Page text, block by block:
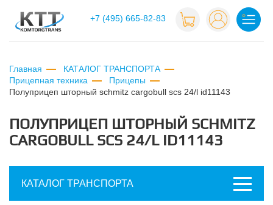
+7 (495) 665-82-83
Главная
КАТАЛОГ ТРАНСПОРТА
Прицепная техника
Прицепы
полуприцеп шторный schmitz cargobull scs 24/l id11143
ПОЛУПРИЦЕП ШТОРНЫЙ SCHMITZ
CARGOBULL SCS 24/L ID11143
КАТАЛОГ ТРАНСПОРТА